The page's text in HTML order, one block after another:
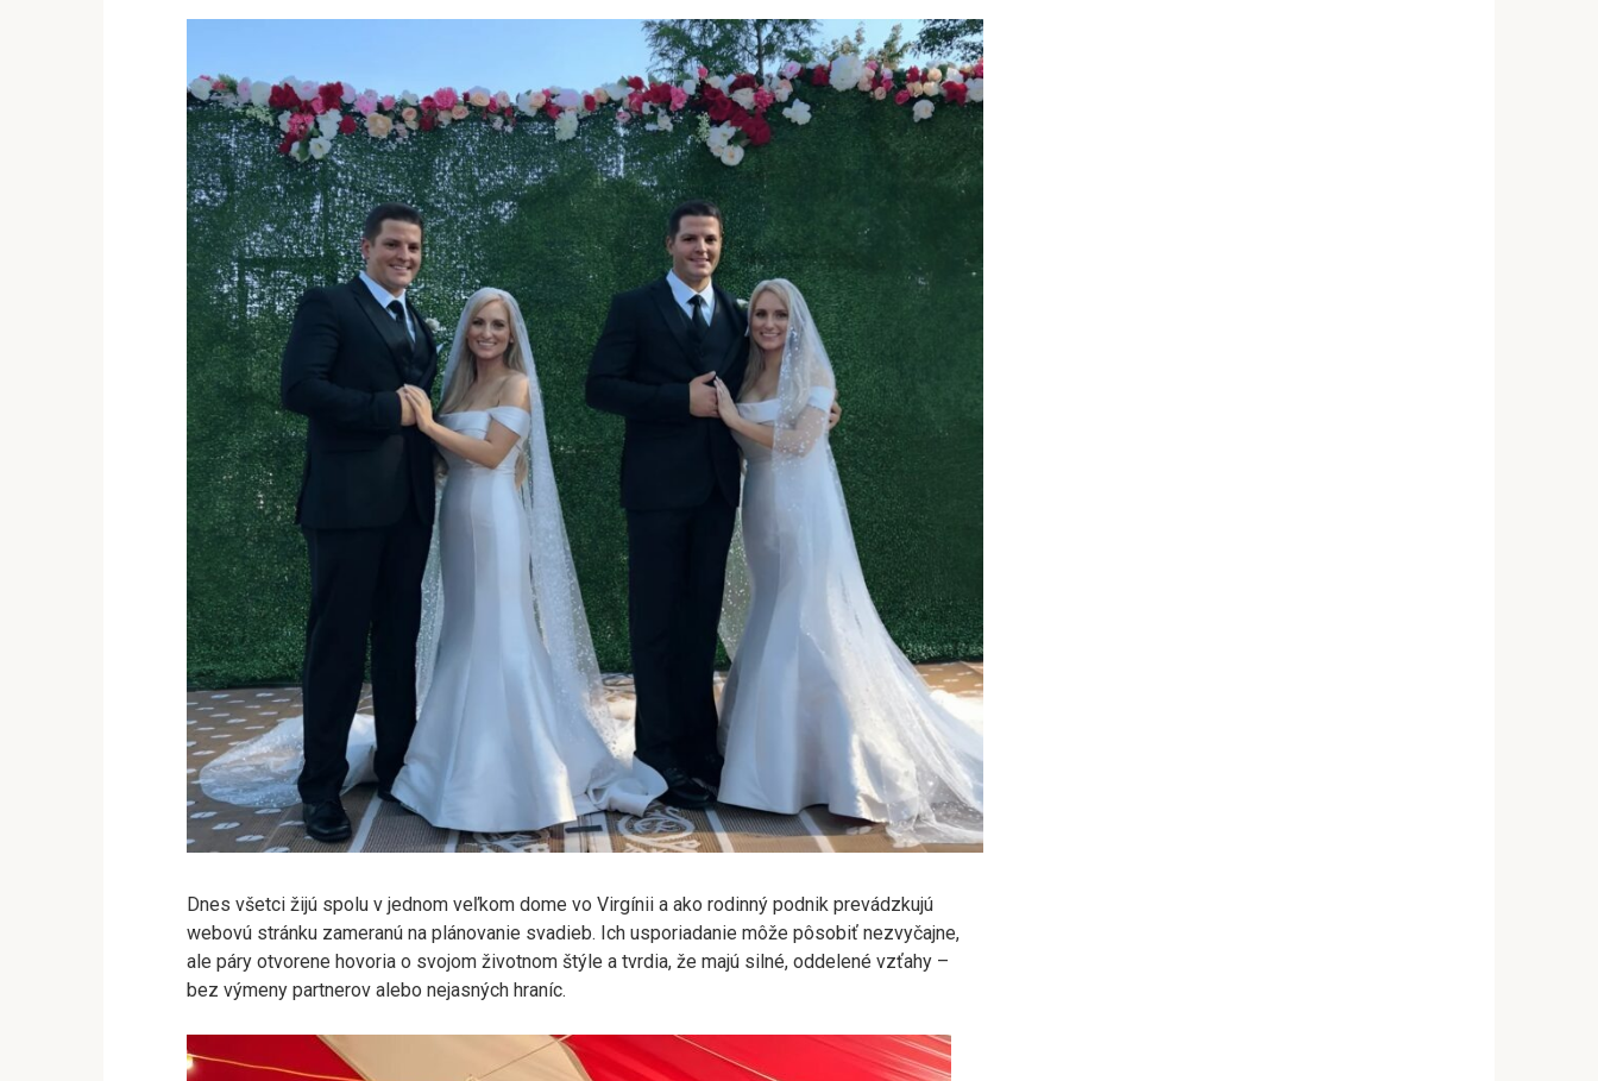
Dnes všetci žijú spolu v jednom veľkom dome vo Virgínii a ako rodinný podnik prevádzkujú
webovú stránku zameranú na plánovanie svadieb. Ich usporiadanie môže pôsobiť nezvyčajne,
ale páry otvorene hovoria o svojom životnom štýle a tvrdia, že majú silné, oddelené vzťahy –
bez výmeny partnerov alebo nejasných hraníc.